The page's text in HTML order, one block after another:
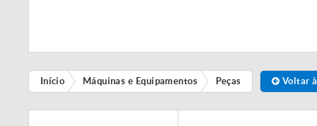
Início Máquinas e Equipamentos Peças Voltar